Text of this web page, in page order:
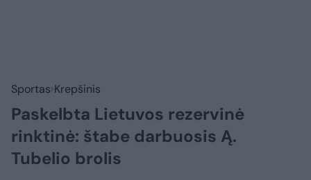
Sportas Krepšinis
Paskelbta Lietuvos rezervinė
rinktinė: štabe darbuosis Ą.
Tubelio brolis